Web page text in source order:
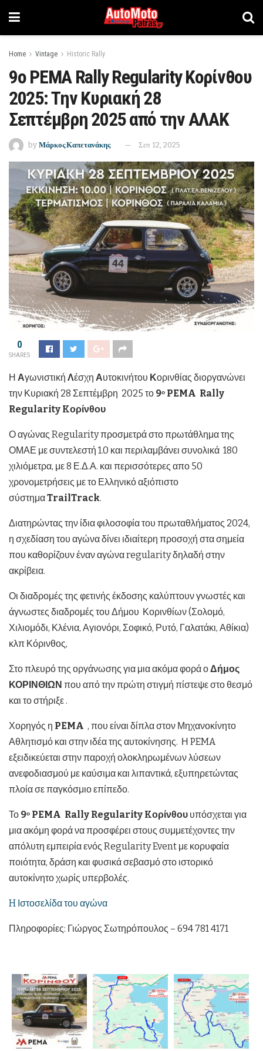
Home Vintage Historic Rally
9o PEMA Rally Regularity Kορίνθου
2025: Την Κυριακή 28
Σεπτέμβρη 2025 από την ΑΛΑΚ
by Μάρκος Καπετανάκης Σεπ 12, 2025
0
SHARES
Η Αγωνιστική Λέσχη Αυτοκινήτου Κορινθίας διοργανώνει
την Κυριακή 28 Σεπτέμβρη 2025 το 9ο PEMA Rally
Regularity Kορίνθου
Ο αγώνας Regularity προσμετρά στο πρωτάθλημα της
ΟΜΑΕ με συντελεστή 1.0 και περιλαμβάνει συνολικά 180
χιλιόμετρα, με 8 Ε.Δ.Α. και περισσότερες απο 50
χρονομετρήσεις με το Ελληνικό αξιόπιστο
σύστημαTrailTrack.
Διατηρώντας την ίδια φιλοσοφία του πρωταθλήματος 2024,
η σχεδίαση του αγώνα δίνει ιδιαίτερη προσοχή στα σημεία
που καθορίζουν έναν αγώνα regularity δηλαδή στην
ακρίβεια.
Οι διαδρομές της φετινής έκδοσης καλύπτουν γνωστές και
άγνωστες διαδρομές του Δήμου Κορινθίων (Σολομό,
Χιλιομόδι, Κλένια, Αγιονόρι, Σοφικό, Ρυτό, Γαλατάκι, Αθίκια)
κλπ Κόρινθος,
Στο πλευρό της οργάνωσης για μια ακόμα φορά οΔήμος
ΚΟΡΙΝΘΙΩΝ που από την πρώτη στιγμή πίστεψε στο θεσμό
και το στήριξε .
Χορηγός η PEMA , που είναι δίπλα στον Μηχανοκίνητο
Αθλητισμό και στην ιδέα της αυτοκίνησης. Η PEMA
εξειδικεύεται στην παροχή ολοκληρωμένων λύσεων
ανεφοδιασμού με καύσιμα και λιπαντικά, εξυπηρετώντας
πλοία σε παγκόσμιο επίπεδο.
Το 9ο PEMA Rally Regularity Kορίνθου υπόσχεται για
μια ακόμη φορά να προσφέρει στους συμμετέχοντες την
απόλυτη εμπειρία ενός Regularity Event με κορυφαία
ποιότητα, δράση και φυσικά σεβασμό στο ιστορικό
αυτοκίνητο χωρίς υπερβολές.
H Ιστοσελίδα του αγώνα
Πληροφορίες: Γιώργος Σωτηρόπουλος – 694 781 4171